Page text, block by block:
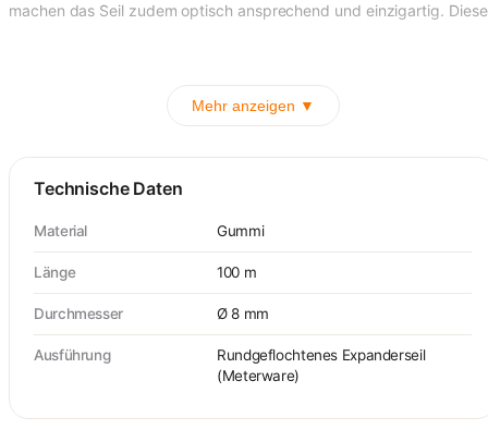
machen das Seil zudem optisch ansprechend und einzigartig. Diese
Mehr anzeigen ▼
Technische Daten
Material Gummi
Länge 100 m
Durchmesser Ø 8 mm
Ausführung
Rundgeflochtenes Expanderseil
(Meterware)